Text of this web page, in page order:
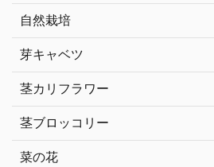
自然栽培
芽キャベツ
茎カリフラワー
茎ブロッコリー
菜の花